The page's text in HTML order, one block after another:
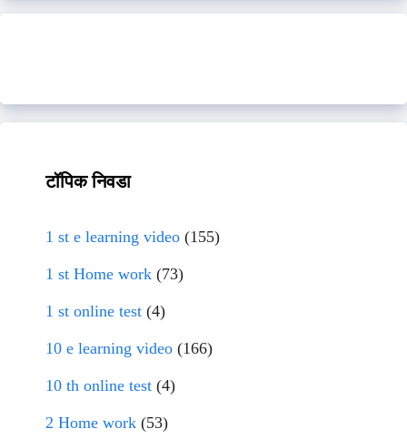
टॉपिक निवडा
1 st e learning video (155)
1 st Home work (73)
1 st online test (4)
10 e learning video (166)
10 th online test (4)
2 Home work (53)